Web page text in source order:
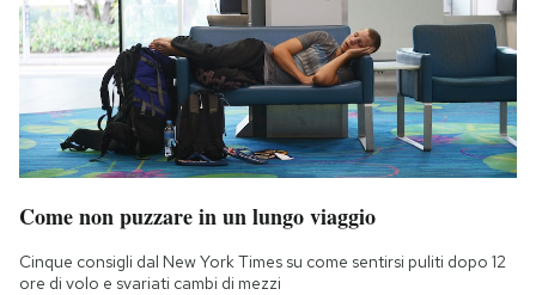
Come non puzzare in un lungo viaggio
Cinque consigli dal New York Times su come sentirsi puliti dopo 12
ore di volo e svariati cambi di mezzi